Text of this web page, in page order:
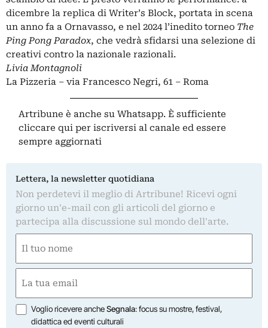
dicembre la replica di Writer’s Block, portata in scena
un anno fa a Ornavasso, e nel 2024 l’inedito torneo The
Ping Pong Paradox, che vedrà sfidarsi una selezione di
creativi contro la nazionale razionali.
Livia Montagnoli
La Pizzeria – via Francesco Negri, 61 – Roma
Artribune è anche su Whatsapp. È sufficiente
cliccare qui per iscriversi al canale ed essere
sempre aggiornati
Lettera, la newsletter quotidiana
Non perdetevi il meglio di Artribune! Ricevi ogni
giorno un'e-mail con gli articoli del giorno e
partecipa alla discussione sul mondo dell'arte.
(Obbligatorio)
Nome
(Obbligatorio)
Opzioni
Voglio ricevere ancheSegnala: focus su mostre, festival,
didattica ed eventi culturali